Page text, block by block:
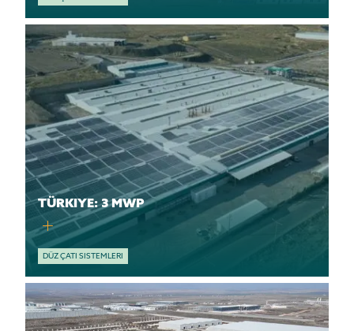
TÜRKIYE: 3 MWP
DÜZ ÇATI SISTEMLERI